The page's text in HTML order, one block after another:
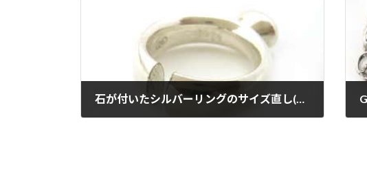
石が付いたシルバーリングのサイズ直し(131107)